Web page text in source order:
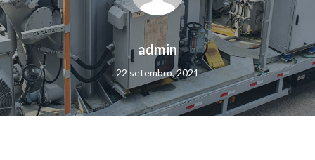
admin
22 setembro, 2021